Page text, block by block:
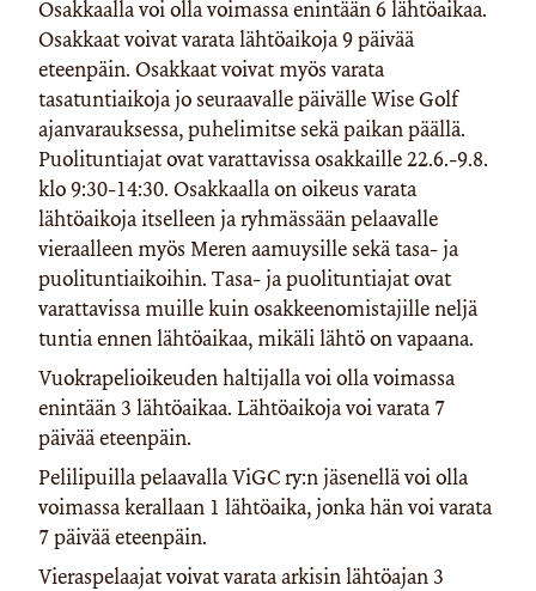
Osakkaalla voi olla voimassa enintään 6 lähtöaikaa.
Osakkaat voivat varata lähtöaikoja 9 päivää
eteenpäin. Osakkaat voivat myös varata
tasatuntiaikoja jo seuraavalle päivälle Wise Golf
ajanvarauksessa, puhelimitse sekä paikan päällä.
Puolituntiajat ovat varattavissa osakkaille 22.6.-9.8.
klo 9:30-14:30. Osakkaalla on oikeus varata
lähtöaikoja itselleen ja ryhmässään pelaavalle
vieraalleen myös Meren aamuysille sekä tasa- ja
puolituntiaikoihin. Tasa- ja puolituntiajat ovat
varattavissa muille kuin osakkeenomistajille neljä
tuntia ennen lähtöaikaa, mikäli lähtö on vapaana.
Vuokrapelioikeuden haltijalla voi olla voimassa
enintään 3 lähtöaikaa. Lähtöaikoja voi varata 7
päivää eteenpäin.
Pelilipuilla pelaavalla ViGC ry:n jäsenellä voi olla
voimassa kerallaan 1 lähtöaika, jonka hän voi varata
7 päivää eteenpäin.
Vieraspelaajat voivat varata arkisin lähtöajan 3